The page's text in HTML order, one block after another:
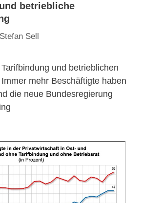
betriebliche
Stefan Sell
und betrieblichen
mehr Beschäftigte haben
die neue Bundesregierung